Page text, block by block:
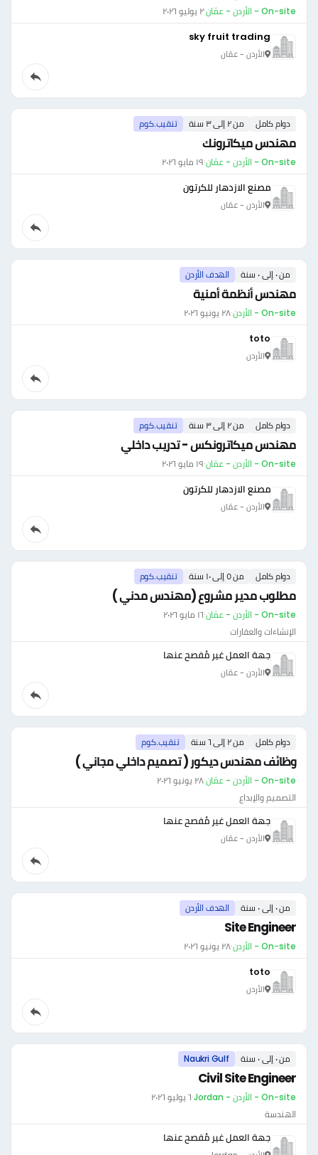
On-site - الأردن - عمّان ·٢ يوليو ٢٠٢٦
sky fruit trading
الأردن - عمّان
دوام كامل من ٢ إلى ٣ سنة تنقيب.كوم
مهندس ميكاترونك
On-site - الأردن - عمّان ·١٩ مايو ٢٠٢٦
مصنع الازدهار للكرتون
الأردن - عمّان
من ٠ إلى ٠ سنة الهدف الأردن
مهندس أنظمة أمنية
On-site - الأردن ·٢٨ يونيو ٢٠٢٦
toto
الأردن
دوام كامل من ٢ إلى ٣ سنة تنقيب.كوم
مهندس ميكاترونكس - تدريب داخلي
On-site - الأردن - عمّان ·١٩ مايو ٢٠٢٦
مصنع الازدهار للكرتون
الأردن - عمّان
دوام كامل من ٥ إلى ١٠ سنة تنقيب.كوم
مطلوب مدير مشروع (مهندس مدني )
On-site - الأردن - عمّان ·١٦ مايو ٢٠٢٦
الإنشاءات والعقارات
جهة العمل غير مُفصح عنها
الأردن - عمّان
دوام كامل من ٢ إلى ٦ سنة تنقيب.كوم
وظائف مهندس ديكور ( تصميم داخلي مجاني )
On-site - الأردن - عمّان ·٢٨ يونيو ٢٠٢٦
التصميم والإبداع
جهة العمل غير مُفصح عنها
الأردن - عمّان
من ٠ إلى ٠ سنة الهدف الأردن
Site Engineer
On-site - الأردن ·٢٨ يونيو ٢٠٢٦
toto
الأردن
من ٠ إلى ٠ سنة Naukri Gulf
Civil Site Engineer
On-site - الأردن - Jordan ·٦ يوليو ٢٠٢٦
الهندسة
جهة العمل غير مُفصح عنها